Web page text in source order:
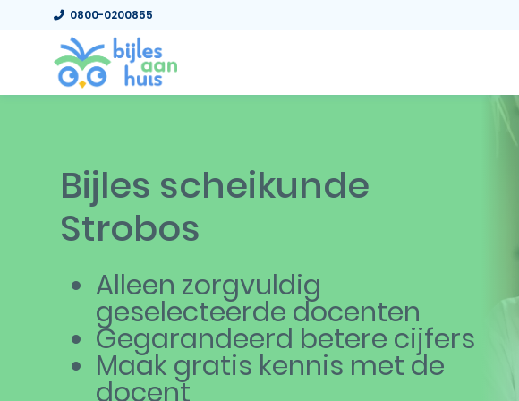
0800-0200855
Bijles scheikunde
Strobos
Alleen zorgvuldig
geselecteerde docenten
Gegarandeerd betere cijfers
Maak gratis kennis met de
docent